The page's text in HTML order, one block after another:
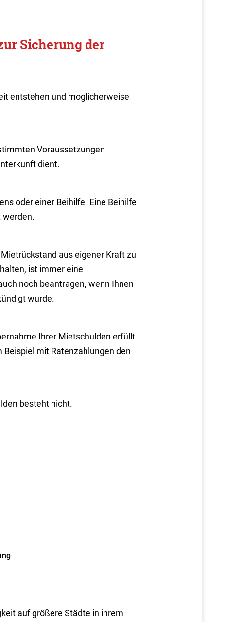
Sicherung der
entstehen und möglicherweise
Voraussetzungen
dient.
oder einer Beihilfe. Eine Beihilfe
werden.
aus eigener Kraft zu
ist immer eine
noch beantragen, wenn Ihnen
wurde.
Ihrer Mietschulden erfüllt
Beispiel mit Ratenzahlungen den
besteht nicht.
auf größere Städte in ihrem